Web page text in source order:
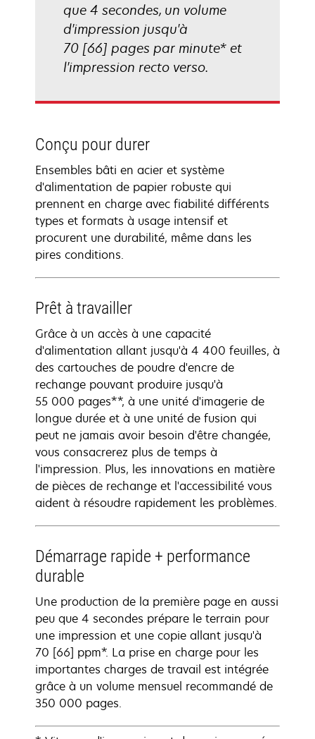
que 4 secondes, un volume
d'impression jusqu'à
70 [66] pages par minute* et
l'impression recto verso.
Conçu pour durer
Ensembles bâti en acier et système
d'alimentation de papier robuste qui
prennent en charge avec fiabilité différents
types et formats à usage intensif et
procurent une durabilité, même dans les
pires conditions.
Prêt à travailler
Grâce à un accès à une capacité
d'alimentation allant jusqu'à 4 400 feuilles, à
des cartouches de poudre d'encre de
rechange pouvant produire jusqu'à
55 000 pages**, à une unité d'imagerie de
longue durée et à une unité de fusion qui
peut ne jamais avoir besoin d'être changée,
vous consacrerez plus de temps à
l'impression. Plus, les innovations en matière
de pièces de rechange et l'accessibilité vous
aident à résoudre rapidement les problèmes.
Démarrage rapide + performance
durable
Une production de la première page en aussi
peu que 4 secondes prépare le terrain pour
une impression et une copie allant jusqu'à
70 [66] ppm*. La prise en charge pour les
importantes charges de travail est intégrée
grâce à un volume mensuel recommandé de
350 000 pages.